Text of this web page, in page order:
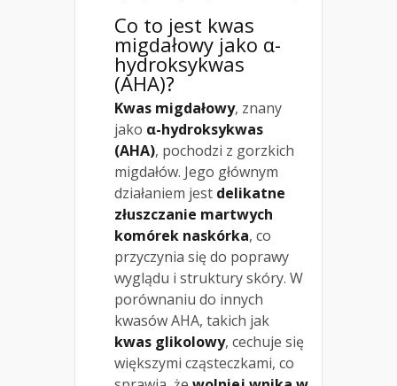
Co to jest kwas
migdałowy jako α-
hydroksykwas
(AHA)?
Kwas migdałowy, znany
jako α-hydroksykwas
(AHA), pochodzi z gorzkich
migdałów. Jego głównym
działaniem jest delikatne
złuszczanie martwych
komórek naskórka, co
przyczynia się do poprawy
wyglądu i struktury skóry. W
porównaniu do innych
kwasów AHA, takich jak
kwas glikolowy, cechuje się
większymi cząsteczkami, co